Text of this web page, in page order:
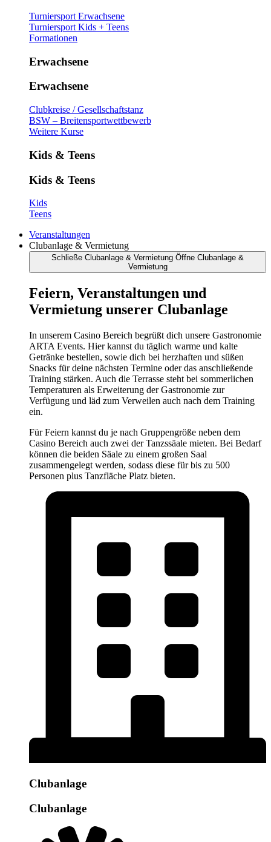
Turniersport Erwachsene
Turniersport Kids + Teens
Formationen
Erwachsene
Erwachsene
Clubkreise / Gesellschaftstanz
BSW – Breitensportwettbewerb
Weitere Kurse
Kids & Teens
Kids & Teens
Kids
Teens
Veranstaltungen
Clubanlage & Vermietung
Schließe Clubanlage & Vermietung Öffne Clubanlage &
Vermietung
Feiern, Veranstaltungen und
Vermietung unserer Clubanlage
In unserem Casino Bereich begrüßt dich unsere Gastronomie
ARTA Events. Hier kannst du täglich warme und kalte
Getränke bestellen, sowie dich bei herzhaften und süßen
Snacks für deine nächsten Termine oder das anschließende
Training stärken. Auch die Terrasse steht bei sommerlichen
Temperaturen als Erweiterung der Gastronomie zur
Verfügung und läd zum Verweilen auch nach dem Training
ein.
Für Feiern kannst du je nach Gruppengröße neben dem
Casino Bereich auch zwei der Tanzssäale mieten. Bei Bedarf
können die beiden Säale zu einem großen Saal
zusammengelegt werden, sodass diese für bis zu 500
Personen plus Tanzfläche Platz bieten.
Clubanlage
Clubanlage